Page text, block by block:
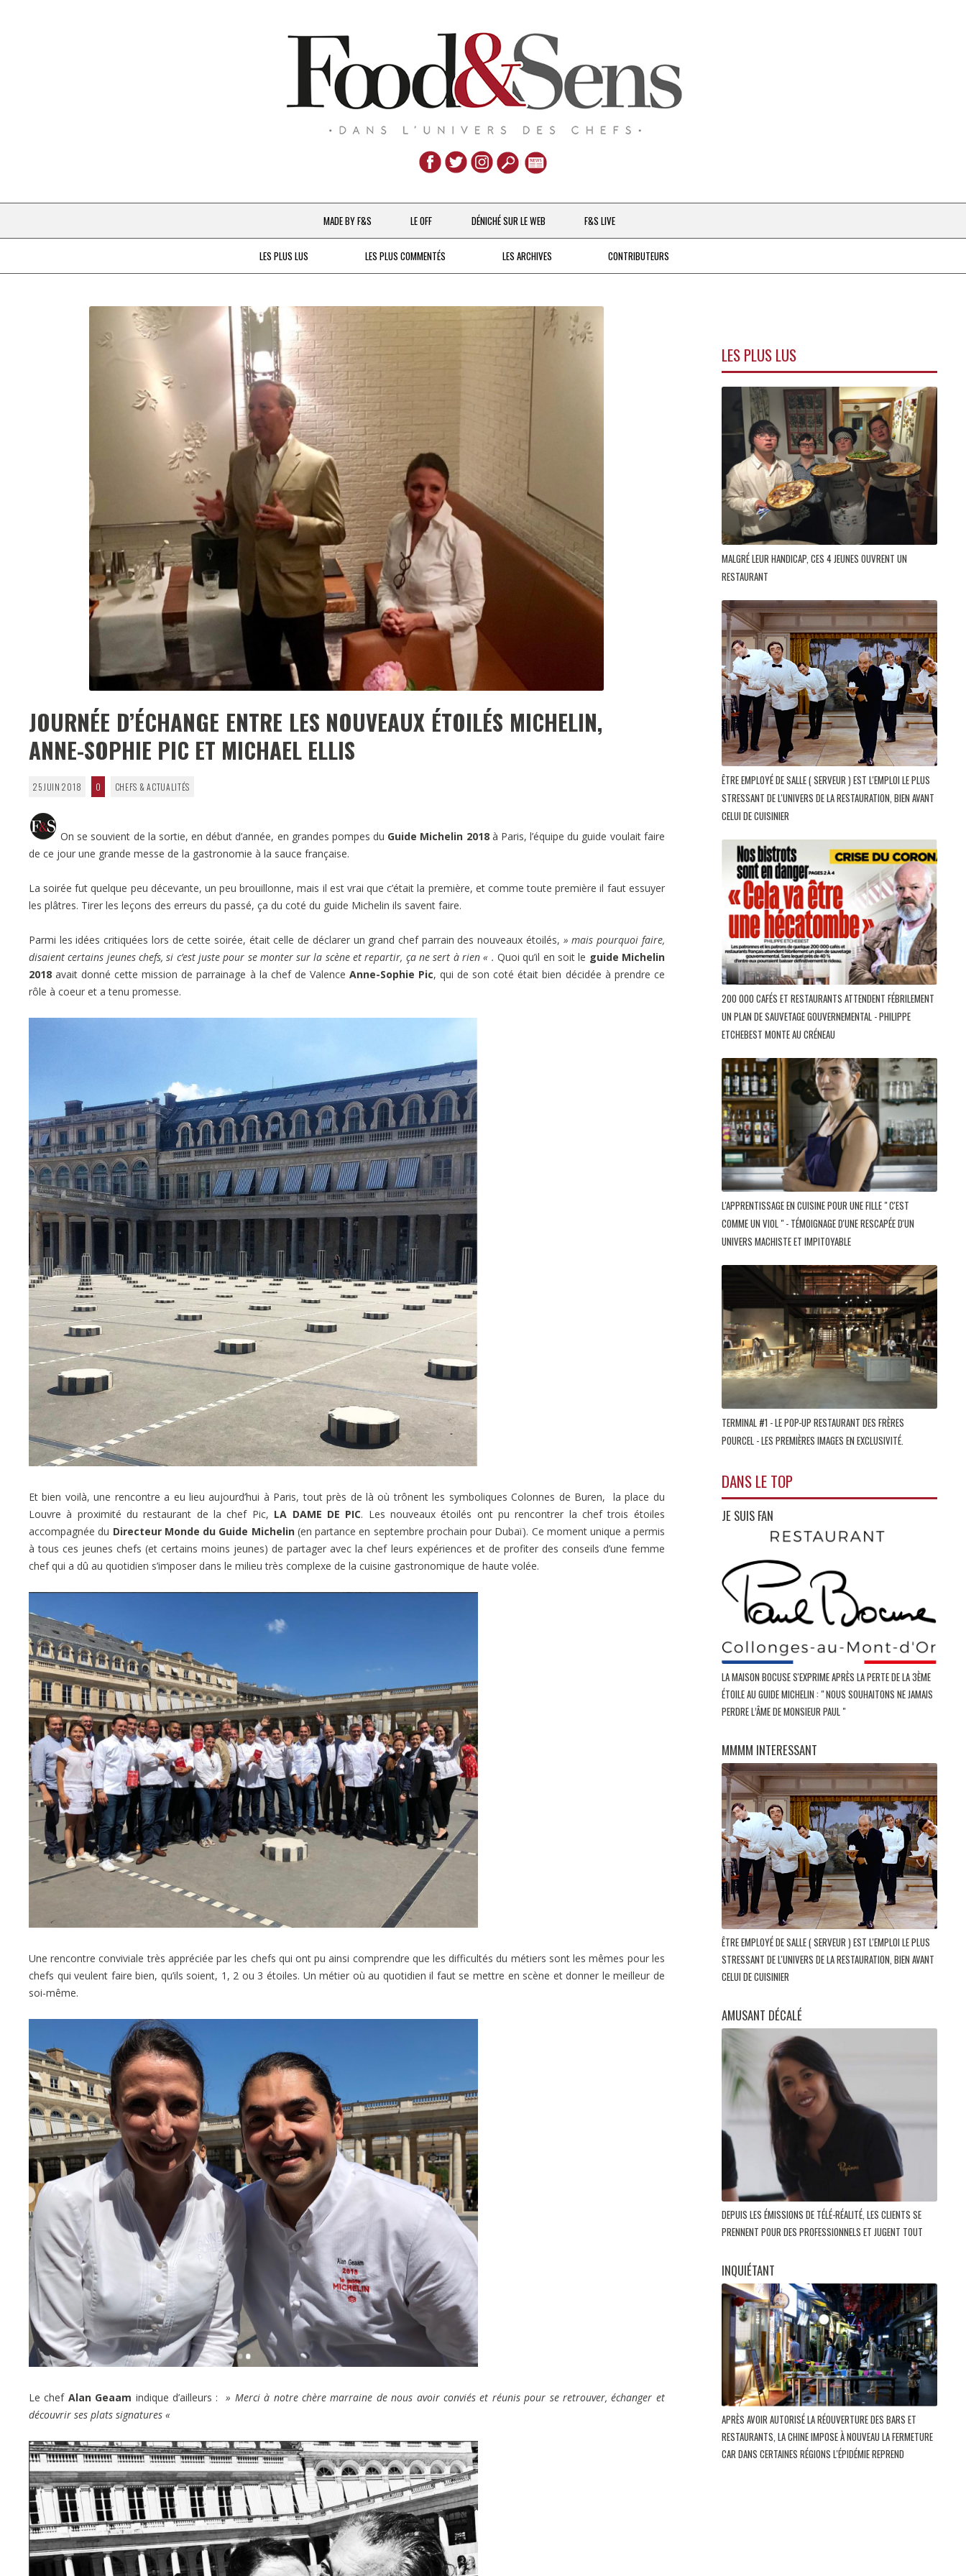
Aller
au
contenu
MADE BY F&S
CHEFS & ACTUALITÉS
À LA PETITE CUILLÈRE
V…DE VOYAGE
LE OFF DÉNICHÉ SUR LE WEB F&S LIVE
LES PLUS LUS LES PLUS COMMENTÉS LES ARCHIVES
DEPUIS 2016
CONTRIBUTEURS
JOURNÉE D’ÉCHANGE ENTRE LES NOUVEAUX ÉTOILÉS MICHELIN,
ANNE-SOPHIE PIC ET MICHAEL ELLIS
25 JUIN 2018 0 CHEFS & ACTUALITÉS
On se souvient de la sortie, en début d’année, en grandes pompes du Guide Michelin 2018à Paris, l’équipe du guide voulait faire
de ce jour une grande messe de la gastronomie à la sauce française.
La soirée fut quelque peu décevante, un peu brouillonne, mais il est vrai que c’était la première, et comme toute première il faut essuyer
les plâtres. Tirer les leçons des erreurs du passé, ça du coté du guide Michelin ils savent faire.
Parmi les idées critiquées lors de cette soirée, était celle de déclarer un grand chef parrain des nouveaux étoilés, » mais pourquoi faire,
disaient certains jeunes chefs, si c’est juste pour se monter sur la scène et repartir, ça ne sert à rien « . Quoi qu’il en soit le guide Michelin
2018 avait donné cette mission de parrainage à la chef de Valence Anne-Sophie Pic, qui de son coté était bien décidée à prendre ce
rôle à coeur et a tenu promesse.
Et bien voilà, une rencontre a eu lieu aujourd’hui à Paris, tout près de là où trônent les symboliques Colonnes de Buren, la place du
Louvre à proximité du restaurant de la chef Pic, LA DAME DE PIC. Les nouveaux étoilés ont pu rencontrer la chef trois étoiles
accompagnée du Directeur Monde du Guide Michelin(en partance en septembre prochain pour Dubaï). Ce moment unique a permis
à tous ces jeunes chefs (et certains moins jeunes) de partager avec la chef leurs expériences et de profiter des conseils d’une femme
chef qui a dû au quotidien s’imposer dans le milieu très complexe de la cuisine gastronomique de haute volée.
Une rencontre conviviale très appréciée par les chefs qui ont pu ainsi comprendre que les difficultés du métiers sont les mêmes pour les
chefs qui veulent faire bien, qu’ils soient, 1, 2 ou 3 étoiles. Un métier où au quotidien il faut se mettre en scène et donner le meilleur de
soi-même.
Le chefAlan Geaam indique d’ailleurs :
» Merci à notre chère marraine de nous avoir conviés et réunis pour se retrouver, échanger et
découvrir ses plats signatures «
LES PLUS LUS
MALGRÉ LEUR HANDICAP, CES 4 JEUNES OUVRENT UN
RESTAURANT
ÊTRE EMPLOYÉ DE SALLE ( SERVEUR ) EST L'EMPLOI LE PLUS
STRESSANT DE L'UNIVERS DE LA RESTAURATION, BIEN AVANT
CELUI DE CUISINIER
200 000 CAFÉS ET RESTAURANTS ATTENDENT FÉBRILEMENT
UN PLAN DE SAUVETAGE GOUVERNEMENTAL - PHILIPPE
ETCHEBEST MONTE AU CRÉNEAU
L'APPRENTISSAGE EN CUISINE POUR UNE FILLE " C'EST
COMME UN VIOL " - TÉMOIGNAGE D'UNE RESCAPÉE D'UN
UNIVERS MACHISTE ET IMPITOYABLE
TERMINAL #1 - LE POP-UP RESTAURANT DES FRÈRES
POURCEL - LES PREMIÈRES IMAGES EN EXCLUSIVITÉ.
DANS LE TOP
JE SUIS FAN
LA MAISON BOCUSE S'EXPRIME APRÈS LA PERTE DE LA 3ÈME
ÉTOILE AU GUIDE MICHELIN : " NOUS SOUHAITONS NE JAMAIS
PERDRE L’ÂME DE MONSIEUR PAUL "
MMMM INTERESSANT
ÊTRE EMPLOYÉ DE SALLE ( SERVEUR ) EST L'EMPLOI LE PLUS
STRESSANT DE L'UNIVERS DE LA RESTAURATION, BIEN AVANT
CELUI DE CUISINIER
AMUSANT DÉCALÉ
DEPUIS LES ÉMISSIONS DE TÉLÉ-RÉALITÉ, LES CLIENTS SE
PRENNENT POUR DES PROFESSIONNELS ET JUGENT TOUT
INQUIÉTANT
APRÈS AVOIR AUTORISÉ LA RÉOUVERTURE DES BARS ET
RESTAURANTS, LA CHINE IMPOSE À NOUVEAU LA FERMETURE
CAR DANS CERTAINES RÉGIONS L'ÉPIDÉMIE REPREND